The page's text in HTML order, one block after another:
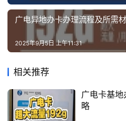
广电异地办卡办理流程及所需
2025年9月5日 上午11:31
相关推荐
广电卡基
略